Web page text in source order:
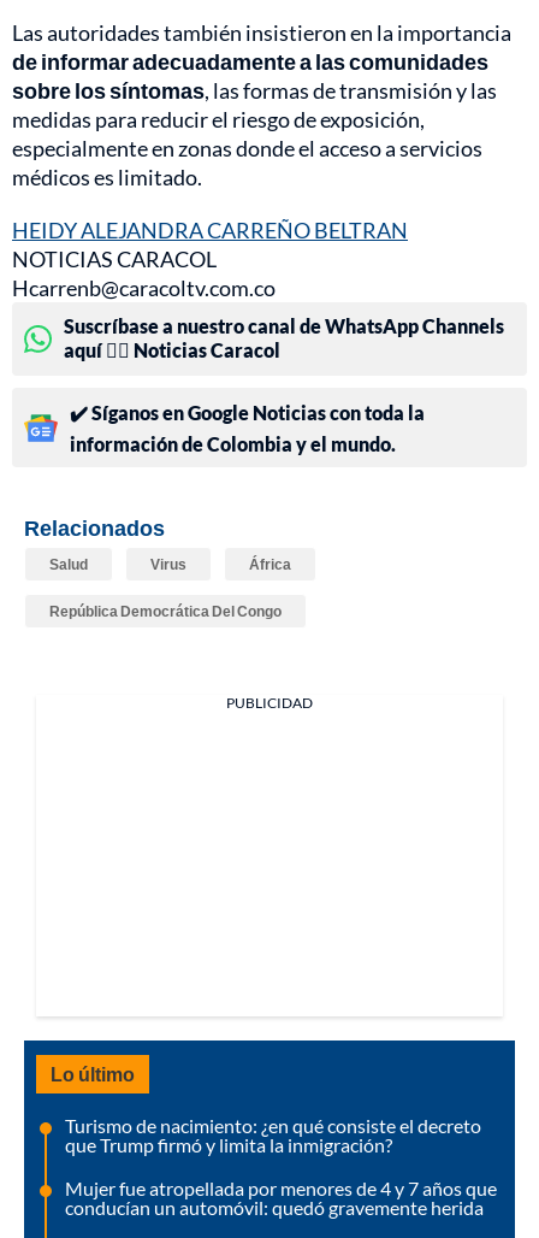
Las autoridades también insistieron en la importancia
de informar adecuadamente a las comunidades
sobre los síntomas, las formas de transmisión y las
medidas para reducir el riesgo de exposición,
especialmente en zonas donde el acceso a servicios
médicos es limitado.
HEIDY ALEJANDRA CARREÑO BELTRAN
NOTICIAS CARACOL
Hcarrenb@caracoltv.com.co
Suscríbase a nuestro canal de WhatsApp Channels
aquí 👉🏻 Noticias Caracol
✔️ Síganos en Google Noticias con toda la
información de Colombia y el mundo.
Relacionados
Salud Virus África
República Democrática Del Congo
PUBLICIDAD
Lo último
Turismo de nacimiento: ¿en qué consiste el decreto
que Trump firmó y limita la inmigración?
Mujer fue atropellada por menores de 4 y 7 años que
conducían un automóvil: quedó gravemente herida